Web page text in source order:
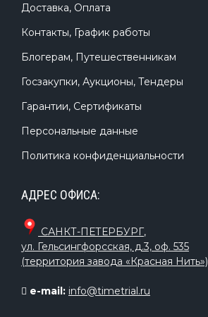
Доставка, Оплата
Контакты, График работы
Блогерам, Путешественникам
Госзакупки, Аукционы, Тендеры
Гарантии, Сертификаты
Персональные данные
Политика конфиденциальности
АДРЕС ОФИСА:
САНКТ-ПЕТЕРБУРГ,
ул. Гельсингфорсская, д.3, оф. 535
(территория завода «Красная Нить»)
e-mail: info@timetrial.ru